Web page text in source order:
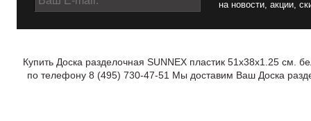
на новости, акции,
Купить Доска разделочная SUNNEX пластик 51х38х1.25 см.
по телефону 8 (495) 730-47-51 Мы доставим Ваш Доска